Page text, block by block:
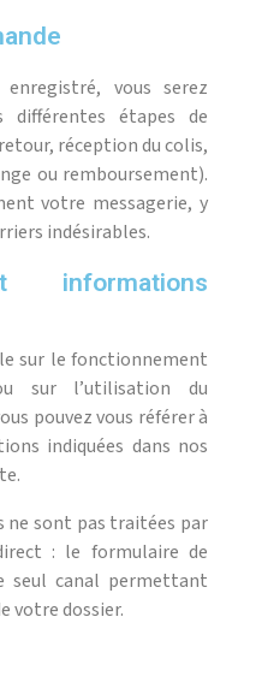
vous serez
différentes étapes de
réception du colis,
ou remboursement).
votre messagerie, y
indésirables.
sur le fonctionnement
sur l’utilisation du
pouvez vous référer à
indiquées dans nos
ne sont pas traitées par
: le formulaire de
seul canal permettant
votre dossier.